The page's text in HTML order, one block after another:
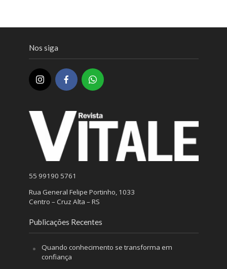
Nos siga
55 99190 5761
Rua General Felipe Portinho, 1033
Centro – Cruz Alta – RS
Publicações Recentes
Quando conhecimento se transforma em
confiança